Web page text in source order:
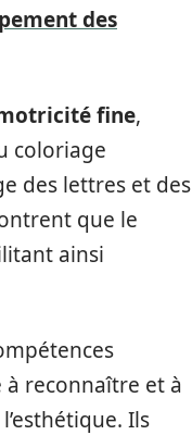
des
fine,
coloriage
des lettres et des
que le
ainsi
à reconnaître et à
Ils